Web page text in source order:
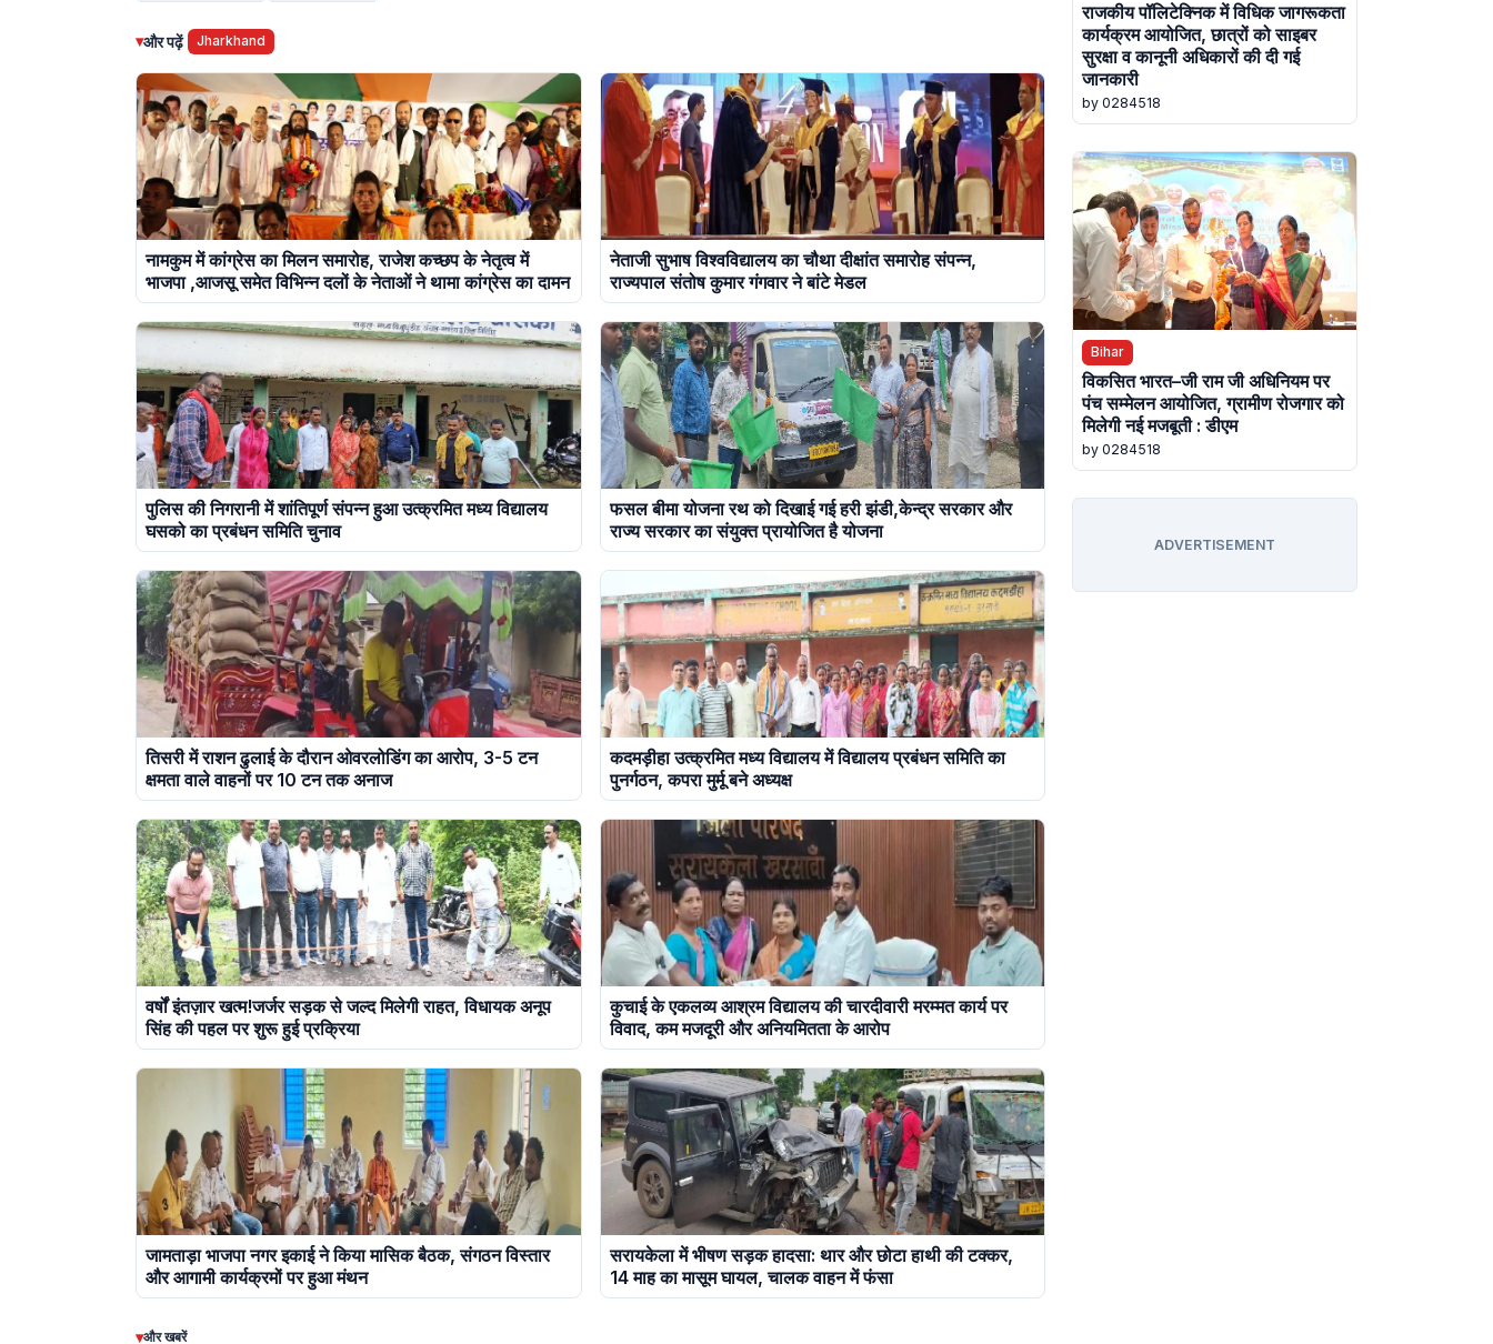
▾और पढ़ें Jharkhand
नामकुम में कांग्रेस का मिलन समारोह, राजेश कच्छप के नेतृत्व में
भाजपा ,आजसू समेत विभिन्न दलों के नेताओं ने थामा कांग्रेस का दामन
नेताजी सुभाष विश्वविद्यालय का चौथा दीक्षांत समारोह संपन्न,
राज्यपाल संतोष कुमार गंगवार ने बांटे मेडल
पुलिस की निगरानी में शांतिपूर्ण संपन्न हुआ उत्क्रमित मध्य विद्यालय
घसको का प्रबंधन समिति चुनाव
फसल बीमा योजना रथ को दिखाई गई हरी झंडी,केन्द्र सरकार और
राज्य सरकार का संयुक्त प्रायोजित है योजना
तिसरी में राशन ढुलाई के दौरान ओवरलोडिंग का आरोप, 3-5 टन
क्षमता वाले वाहनों पर 10 टन तक अनाज
कदमड़ीहा उत्क्रमित मध्य विद्यालय में विद्यालय प्रबंधन समिति का
पुनर्गठन, कपरा मुर्मू बने अध्यक्ष
वर्षों इंतज़ार खत्म!जर्जर सड़क से जल्द मिलेगी राहत, विधायक अनूप
सिंह की पहल पर शुरू हुई प्रक्रिया
कुचाई के एकलव्य आश्रम विद्यालय की चारदीवारी मरम्मत कार्य पर
विवाद, कम मजदूरी और अनियमितता के आरोप
जामताड़ा भाजपा नगर इकाई ने किया मासिक बैठक, संगठन विस्तार
और आगामी कार्यक्रमों पर हुआ मंथन
सरायकेला में भीषण सड़क हादसा: थार और छोटा हाथी की टक्कर,
14 माह का मासूम घायल, चालक वाहन में फंसा
▾और खबरें
राजकीय पॉलिटेक्निक में विधिक जागरूकता
कार्यक्रम आयोजित, छात्रों को साइबर
सुरक्षा व कानूनी अधिकारों की दी गई
जानकारी
by 0284518
Bihar
विकसित भारत–जी राम जी अधिनियम पर
पंच सम्मेलन आयोजित, ग्रामीण रोजगार को
मिलेगी नई मजबूती : डीएम
by 0284518
ADVERTISEMENT